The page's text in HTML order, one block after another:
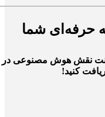
حرفه‌ای شما
نقش هوش مصنوعی در
کنید!